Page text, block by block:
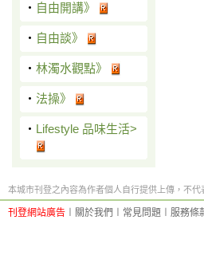
‧ 自由開講》
‧ 自由談》
‧ 林濁水觀點》
‧ 法操》
‧ Lifestyle 品味生活>
本城市刊登之內容為作者個人自行提供上傳，不代
刊登網站廣告 關於我們 常見問題 服務條